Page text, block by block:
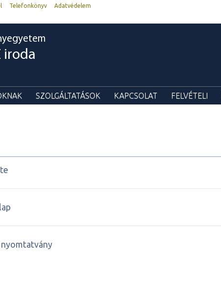
Telefonkönyv
Adatvédelem
iroda
SZOLGÁLTATÁSOK KAPCSOLAT FELVÉTELI